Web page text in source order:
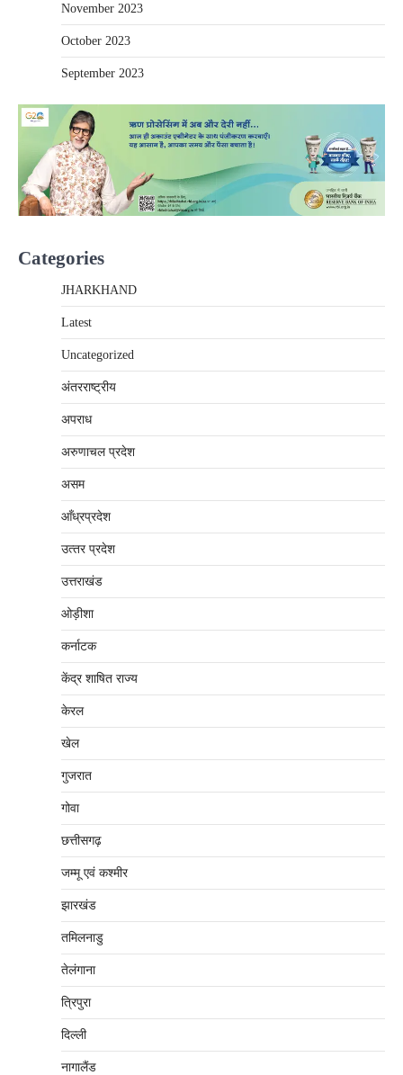
November 2023
October 2023
September 2023
Categories
JHARKHAND
Latest
Uncategorized
अंतरराष्‍ट्रीय
अपराध
अरुणाचल प्रदेश
असम
आँध्रप्रदेश
उत्‍तर प्रदेश
उत्तराखंड
ओड़ीशा
कर्नाटक
केंद्र शाषित राज्य
केरल
खेल
गुजरात
गोवा
छत्तीसगढ़
जम्‍मू एवं कश्‍मीर
झारखंड
तमिलनाडु
तेलंगाना
त्रिपुरा
दिल्‍ली
नागालैंड